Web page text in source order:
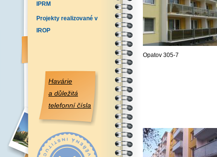
IPRM
Projekty realizované v
IROP
Havárie
a důležitá
telefonní čísla
Opatov 305-7